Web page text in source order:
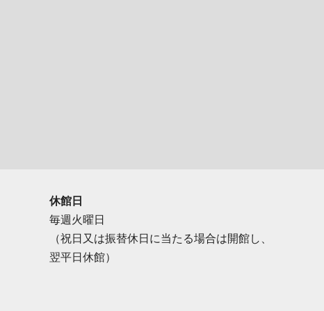
休館日
毎週火曜日
（祝日又は振替休日に当たる場合は開館し、
翌平日休館）